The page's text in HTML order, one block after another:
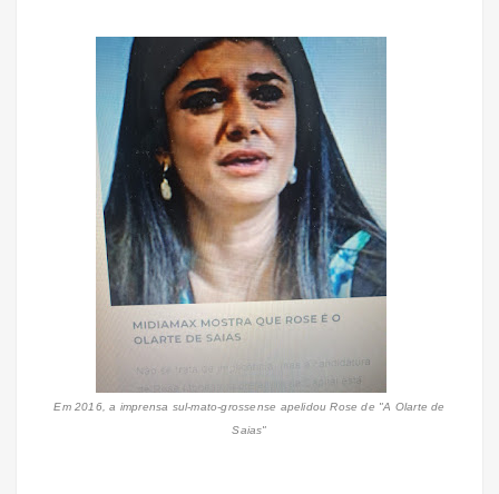
Em 2016, a imprensa sul-mato-grossense apelidou Rose de "A Olarte de
Saias"